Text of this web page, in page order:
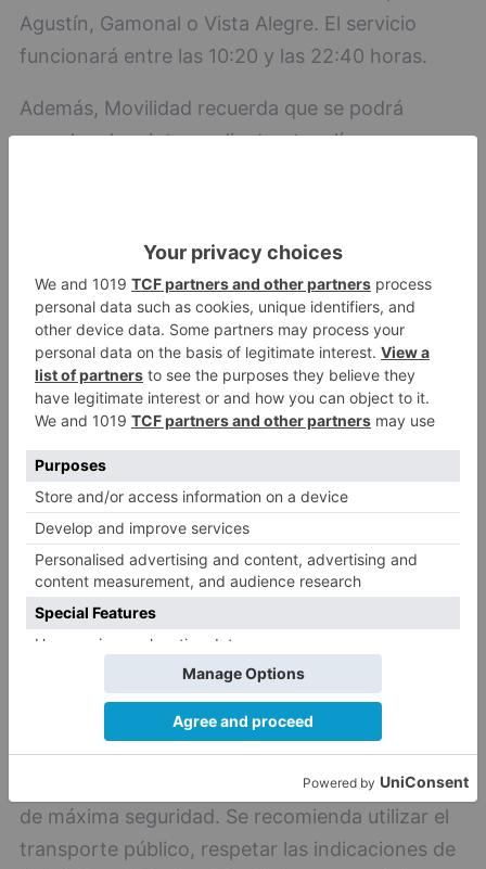
Agustín, Gamonal o Vista Alegre. El servicio
funcionará entre las 10:20 y las 22:40 horas.
Además, Movilidad recuerda que se podrá
acceder al recinto mediante otras líneas
de hasta ocho minutos en la franja central del
día, así como las líneas 10, 16, 20 y 8, con
paradas próximas al paseo de La Quinta y al
entorno del Plantío.
El Ayuntamiento de Burgos hace un llamamiento
a la responsabilidad y colaboración de la
ciudadanía para que la Jira del Curpillos pueda
desarrollarse con normalidad y en condiciones
de máxima seguridad. Se recomienda utilizar el
transporte público, respetar las indicaciones de